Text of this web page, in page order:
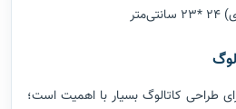
طراحی کاتالوگ بسیار با اهمیت است؛